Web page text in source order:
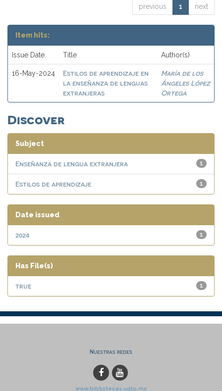
previous 1 next
Item hits:
Issue Date Title Author(s)
16-May-2024
Estilos de aprendizaje en
la enseñanza de lenguas
extranjeras
María de los
Ángeles López
Ortega
Discover
Subject
1
Enseñanza de lengua extranjera
1
Estilos de aprendizaje
Date issued
1
2024
Has File(s)
1
true
Nuestras redes
www.bibliotecas.ugto.mx